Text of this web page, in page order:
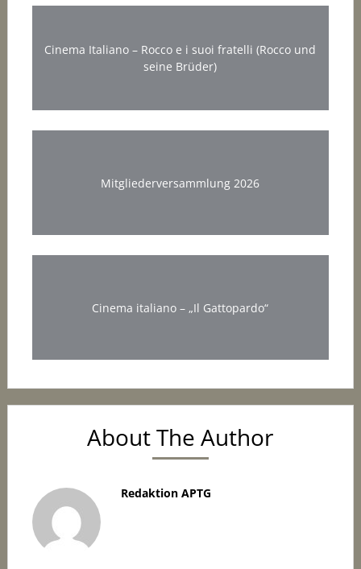
Cinema Italiano – Rocco e i suoi fratelli (Rocco und
seine Brüder)
Mitgliederversammlung 2026
Cinema italiano – „Il Gattopardo“
About The Author
Redaktion APTG